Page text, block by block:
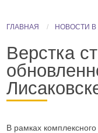
ГЛАВНАЯ НОВОСТИ
Верстка
В рамках